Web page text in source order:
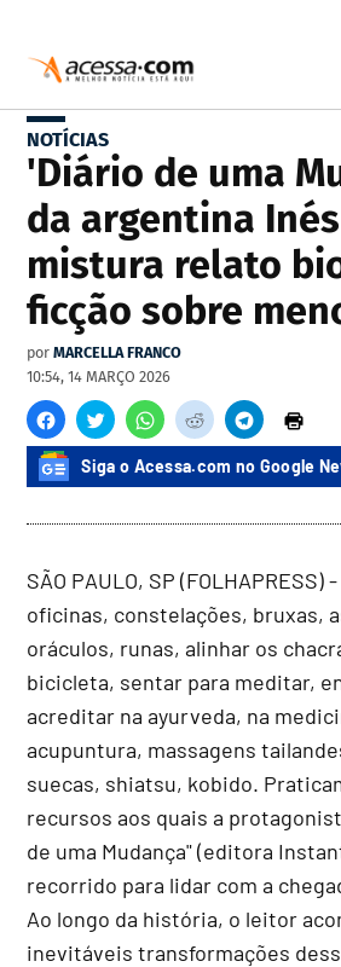
NOTÍCIAS
'Diário de uma
da argentina
mistura relato
ficção sobre
por MARCELLA FRANCO
10:54, 14 MARÇO 2026
Siga o Acessa.com no Google
SÃO PAULO, SP (FOLHAPRESS)
oficinas, constelações, bruxas,
oráculos, runas, alinhar os
bicicleta, sentar para meditar,
acreditar na ayurveda, na
acupuntura, massagens
suecas, shiatsu, kobido.
recursos aos quais a
de uma Mudança" (editora
recorrido para lidar com a
Ao longo da história, o leitor
inevitáveis transformações